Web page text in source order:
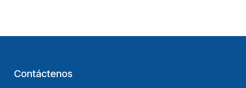
Contáctenos